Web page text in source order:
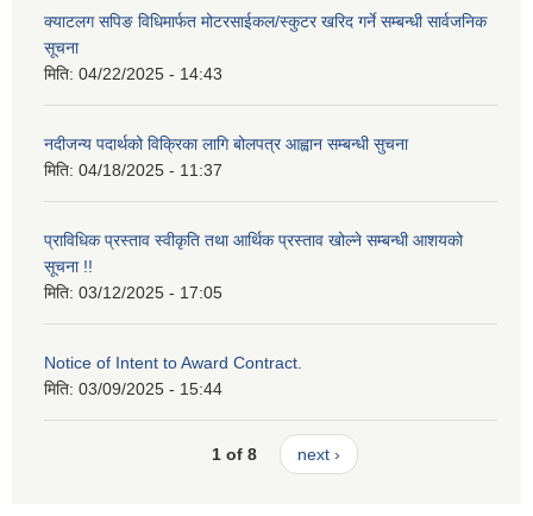
क्याटलग सपिङ विधिमार्फत मोटरसाईकल/स्कुटर खरिद गर्ने सम्बन्धी सार्वजनिक
सूचना
मिति: 04/22/2025 - 14:43
नदीजन्य पदार्थको विक्रिका लागि बोलपत्र आह्वान सम्बन्धी सुचना
मिति: 04/18/2025 - 11:37
प्राविधिक प्रस्ताव स्वीकृति तथा आर्थिक प्रस्ताव खोल्ने सम्बन्धी आशयको
सूचना !!
मिति: 03/12/2025 - 17:05
Notice of Intent to Award Contract.
मिति: 03/09/2025 - 15:44
1 of 8 next ›